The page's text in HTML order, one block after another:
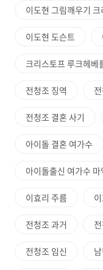
이도현 그림깨우기
이도현 도슨트
크리스토프 루크헤베
전청조 징역
전청조 결혼 사기
아이돌 결혼 여가수
아이돌출신 여가수 마
이효리 주름
전청조 과거
전청조 임신